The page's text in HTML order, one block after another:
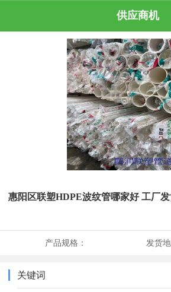
供应商机
惠阳区联塑HDPE波纹管哪家好 工厂
产品规格： 发货
关键词